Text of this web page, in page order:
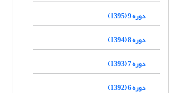
دوره 9 (1395)
دوره 8 (1394)
دوره 7 (1393)
دوره 6 (1392)